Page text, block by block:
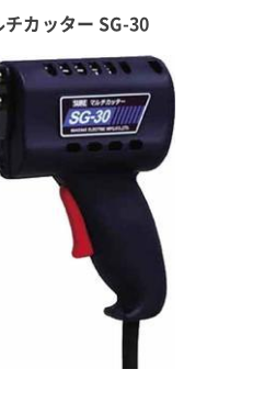
カッター SG-30